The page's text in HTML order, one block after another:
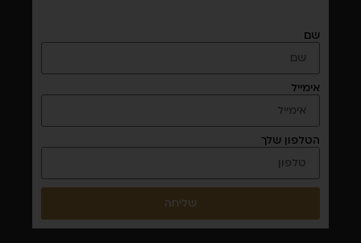
שם
אימייל
הטלפון שלך
שליחה